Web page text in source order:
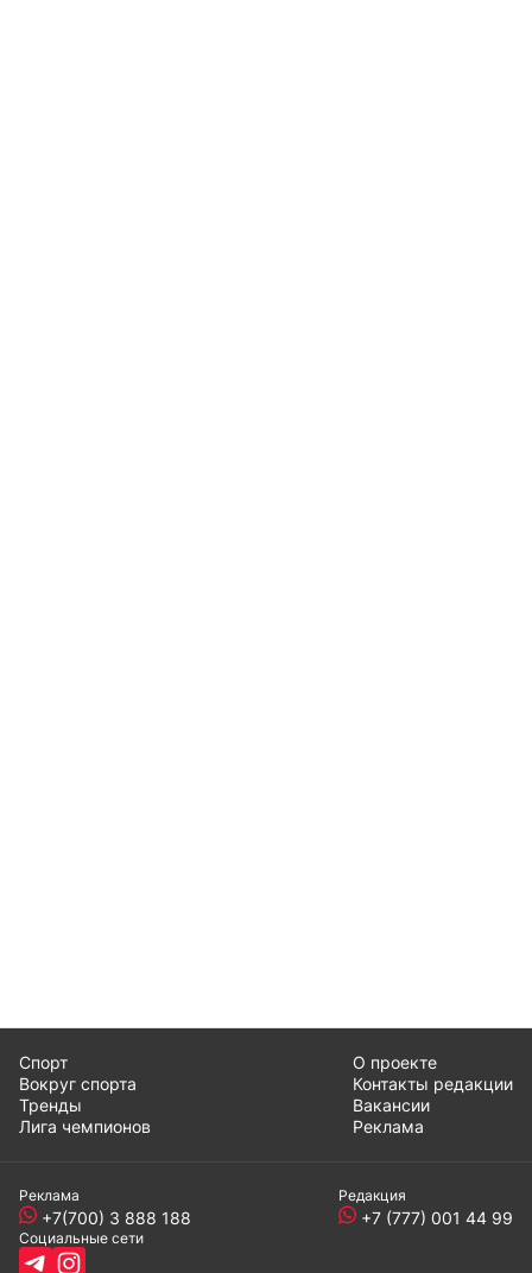
Спорт
Вокруг спорта
Тренды
Лига чемпионов
О проекте
Контакты редакции
Вакансии
Реклама
Реклама
+7(700) 3 888 188
Редакция
+7 (777) 001 44 99
Социальные сети